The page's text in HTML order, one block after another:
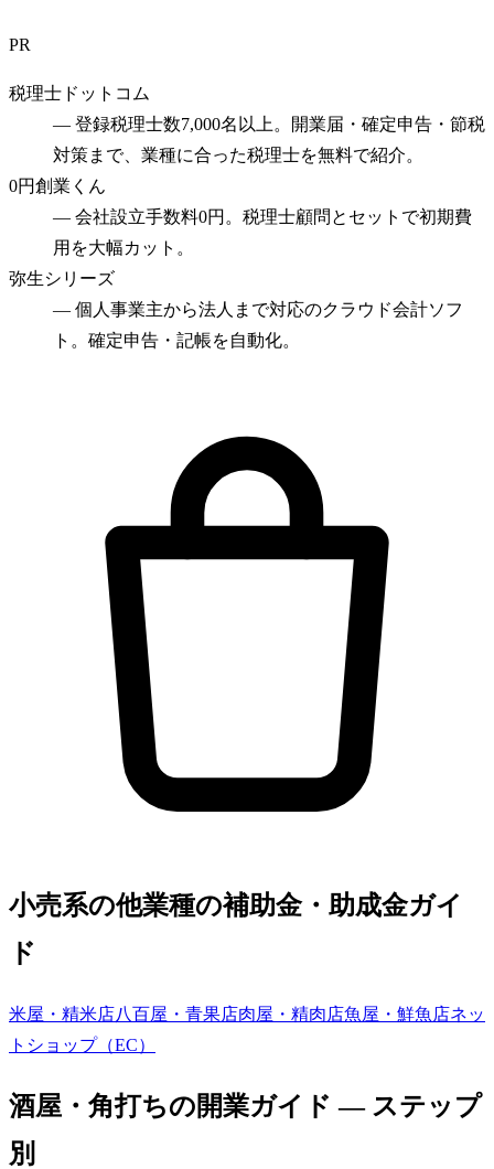
PR
税理士ドットコム
— 登録税理士数7,000名以上。開業届・確定申告・節税
対策まで、業種に合った税理士を無料で紹介。
0円創業くん
— 会社設立手数料0円。税理士顧問とセットで初期費
用を大幅カット。
弥生シリーズ
— 個人事業主から法人まで対応のクラウド会計ソフ
ト。確定申告・記帳を自動化。
小売系の他業種の補助金・助成金ガイ
ド
米屋・精米店八百屋・青果店肉屋・精肉店魚屋・鮮魚店ネッ
トショップ（EC）
酒屋・角打ちの開業ガイド — ステップ
別